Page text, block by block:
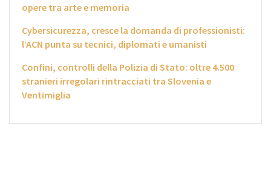
opere tra arte e memoria
Cybersicurezza, cresce la domanda di professionisti:
l’ACN punta su tecnici, diplomati e umanisti
Confini, controlli della Polizia di Stato: oltre 4.500
stranieri irregolari rintracciati tra Slovenia e
Ventimiglia